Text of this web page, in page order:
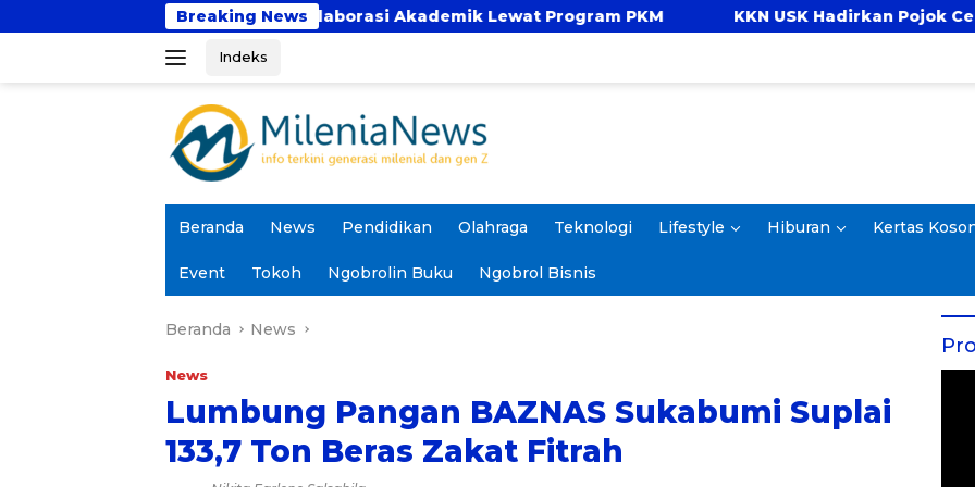
ke
Breaking News
Perkuat Kolaborasi Akademik Lewat Program PKM KKN USK Hadirkan Pojok Celengan, Ajarkan
Indeks
Beranda News Pendidikan Olahraga Teknologi Lifestyle Hiburan Kertas
Event Tokoh Ngobrolin Buku Ngobrol Bisnis
Beranda News
News
Lumbung Pangan BAZNAS Sukabumi Suplai
133,7 Ton Beras Zakat Fitrah